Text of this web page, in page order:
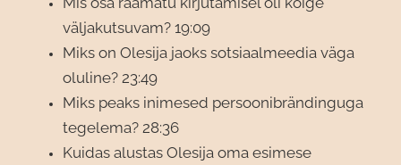
väljakutsuvam? 19:09
Miks on Olesija jaoks sotsiaalmeedia väga
oluline? 23:49
Miks peaks inimesed persoonibrändinguga
tegelema? 28:36
Kuidas alustas Olesija oma esimese